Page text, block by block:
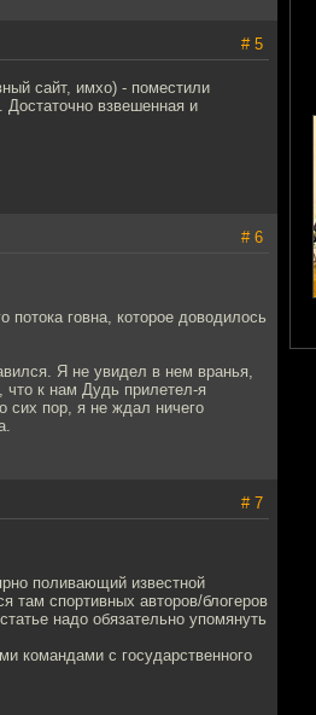
# 5
сайт, имхо) - поместили
взвешенная и
# 6
говна, которое доводилось
Я не увидел в нем вранья,
что к нам Дудь прилетел-я
сих пор, я не ждал ничего
# 7
поливающий известной
там спортивных авторов/блогеров
надо обязательно упомянуть
командами с государственного